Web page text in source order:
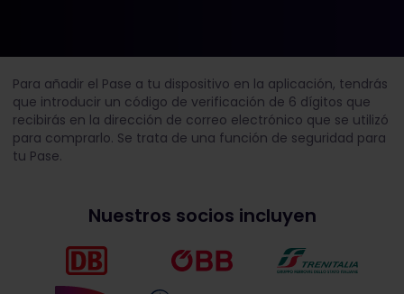
Para añadir el Pase a tu dispositivo en la aplicación, tendrás
que introducir un código de verificación de 6 dígitos que
recibirás en la dirección de correo electrónico que se utilizó
para comprarlo. Se trata de una función de seguridad para
tu Pase.
Nuestros socios incluyen